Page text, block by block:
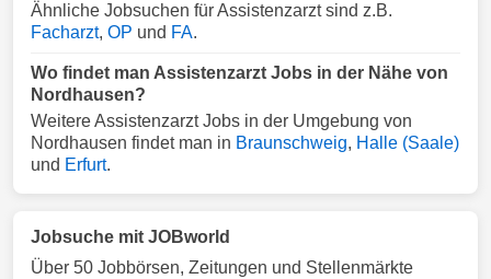
Ähnliche Jobsuchen für Assistenzarzt sind z.B.
Facharzt, OP und FA.
Wo findet man Assistenzarzt Jobs in der Nähe von
Nordhausen?
Weitere Assistenzarzt Jobs in der Umgebung von
Nordhausen findet man in Braunschweig, Halle (Saale)
und Erfurt.
Jobsuche mit JOBworld
Über 50 Jobbörsen, Zeitungen und Stellenmärkte